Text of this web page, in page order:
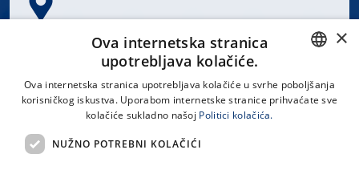
Spinčićeva 1, 21000 Split
CROATIAN
×
Ova internetska stranica
upotrebljava kolačiće.
Ova internetska stranica upotrebljava kolačiće u svrhe poboljšanja
korisničkog iskustva. Uporabom internetske stranice prihvaćate sve
kolačiće sukladno našoj Politici kolačića.
NUŽNO POTREBNI KOLAČIĆI